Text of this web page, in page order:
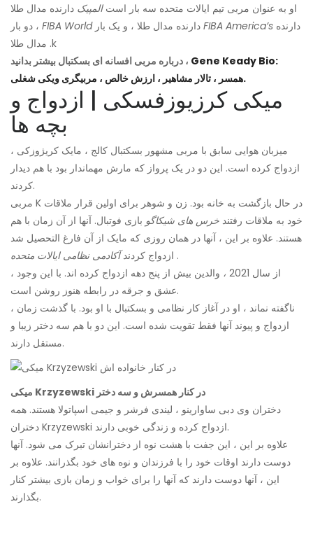
او به عنوان مربی تیم ایالات متحده سه بار استالمپیک دارنده مدال طلا
FIBA World FIBA America’s
مدال طلا .k
درباره مربی افسانه ای بسکتبال بیشتر بدانید ، Gene Keady Bio:
همسر ، تالار مشاهیر ، ارزش خالص ، مربیگری ویکی شغلی.
میکی کرزیوزفسکی | ازدواج و
بچه ها
میزبان هوایی سابق با مربی مشهور بسکتبال کالج ، مایک کریژوزکی ،
ازدواج کرده است. این دو در یک پرواز که مارش مهماندار بود با هم دیدار
کردند.
مربی K در حال بازگشت به خانه بود. زن و شوهر برای اولین قرار ملاقات
خود به ملاقات رفتند خرس های شیکاگو بازی فوتبال. آنها از آن زمان با هم
هستند. علاوه بر این ، آنها در همان روزی که مایک از آن فارغ التحصیل شد
ازدواج کردندآکادمی نظامی ایالات متحده
.
از سال 2021
، والدین بیش از پنج دهه ازدواج کرده اند. با این وجود ،
عشق و جرقه در رابطه هنوز روشن است.
ناگفته نماند ، او در آغاز کار نظامی و بسکتبال با او بود. با گذشت زمان ،
ازدواج و پیوند آنها فقط تقویت شده است. این دو با هم سه دختر زیبا و
مستقل دارند.
میکی Krzyzewski در کنار همسرش و سه دختر
دختران وی دبی ساوارینو ، لیندی فرشر و جیمی اسپاتولا هستند. همه
دختران Krzyzewski ازدواج کرده و زندگی خوبی دارند.
علاوه بر این ، این جفت با هشت نوه از دخترانشان تبرک می شود. آنها
دوست دارند اوقات خود را با فرزندان و نوه های خود بگذرانند. علاوه بر
این ، آنها دوست دارند که آنها را برای خواب و زمان بازی بیشتر کنار
بگذارند.